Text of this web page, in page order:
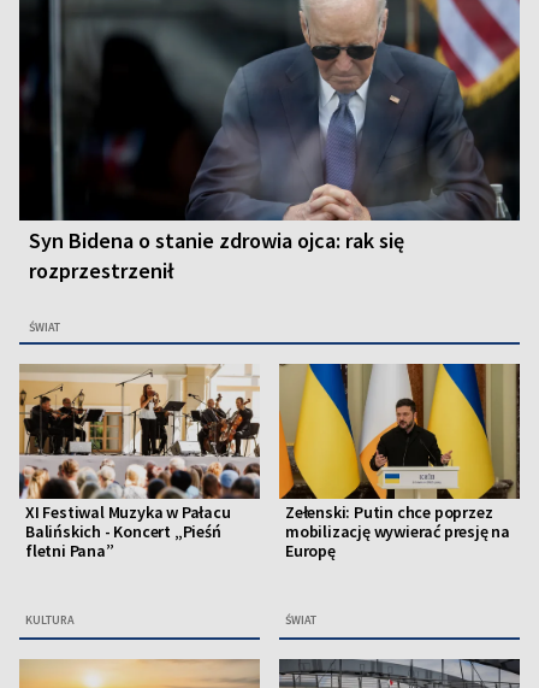
Syn Bidena o stanie zdrowia ojca: rak się
rozprzestrzenił
ŚWIAT
XI Festiwal Muzyka w Pałacu
Balińskich - Koncert „Pieśń
fletni Pana”
KULTURA
Zełenski: Putin chce poprzez
mobilizację wywierać presję na
Europę
ŚWIAT